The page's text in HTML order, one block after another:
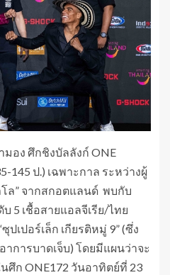
อง ศึกชิงบัลลังก์ ONE
145 ป.) เฉพาะกาล ระหว่างผู้
ล” จากสกอตแลนด์ พบกับ
5 เชื้อสายแอลจีเรีย/ไทย
เปอร์เล็ก เกียรติหมู่ 9” (ซึ่ง
การบาดเจ็บ) โดยมีแผนว่าจะ
ศึก ONE172 วันอาทิตย์ที่ 23